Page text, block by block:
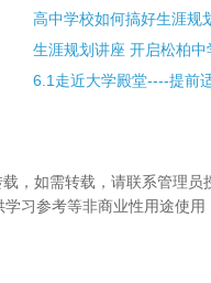
高中学校如何搞好生涯规
，如需转载，请联系管理员
习参考等非商业性用途使用